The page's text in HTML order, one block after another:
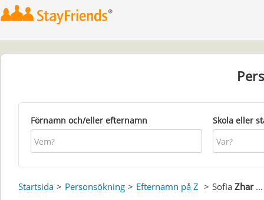
Förnamn och/eller efternamn Skola eller
Startsida Personsökning Efternamn på Z Sofia Zhar...